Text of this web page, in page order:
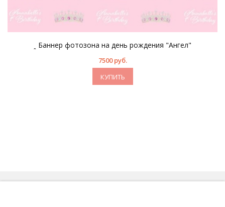
ꞈ Баннер фотозона на день рождения "Ангел"
7500 руб.
КУПИТЬ